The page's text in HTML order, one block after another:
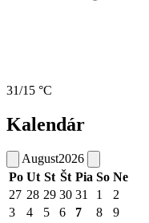
31/15 °C
Kalendár
August2026
Po Ut St Št Pia So Ne
27 28 29 30 31 1
2
3
4 5 6 7 8
9